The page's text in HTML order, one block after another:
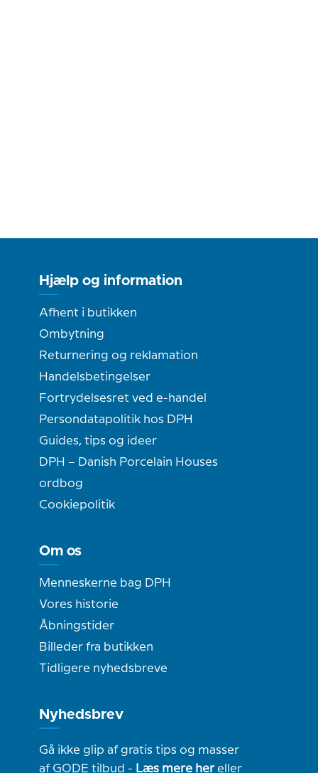
Hjælp og information
Afhent i butikken
Ombytning
Returnering og reklamation
Handelsbetingelser
Fortrydelsesret ved e-handel
Persondatapolitik hos DPH
Guides, tips og ideer
DPH – Danish Porcelain Houses
ordbog
Cookiepolitik
Om os
Menneskerne bag DPH
Vores historie
Åbningstider
Billeder fra butikken
Tidligere nyhedsbreve
Nyhedsbrev
Gå ikke glip af gratis tips og masser
af GODE tilbud - Læs mere hereller